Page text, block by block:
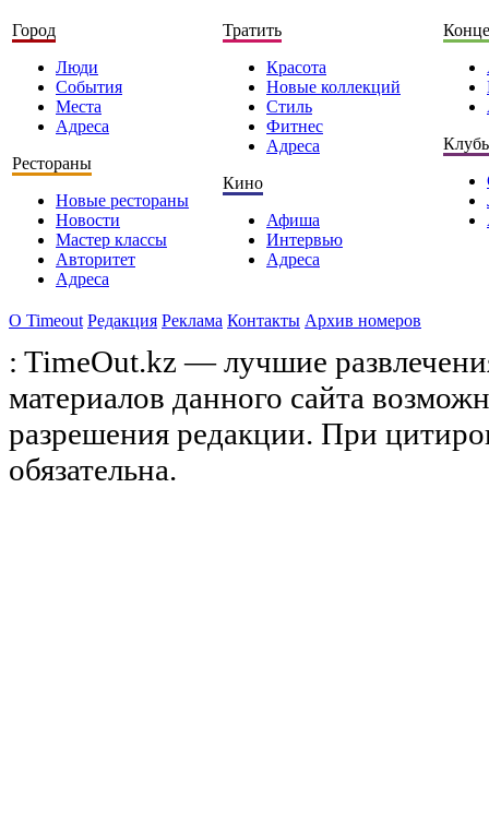
Город
Люди
События
Места
Адреса
Рестораны
Новые рестораны
Новости
Мастер классы
Авторитет
Адреса
Тратить
Красота
Новые коллекций
Стиль
Фитнес
Адреса
Кино
Афиша
Интервью
Адреса
О Timeоut Редакция Реклама Контакты Архив номеров
: TimeOut.kz — лучшие
материалов данного сайта
разрешения редакции. При
обязательна.